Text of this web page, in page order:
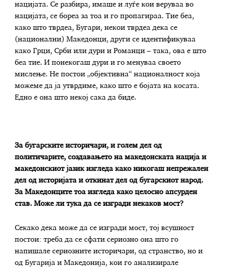
нацијата. Се разбира, имаше и луѓе кои веруваа во
нацијата, се бореа за тоа и го пропагираа. Тие беа,
како што тврдеа, Бугари, некои тврдеа дека се
(национални) Македонци, други се идентификуваа
како Грци, Срби или дури и Романци – така, ова е што
беа тие. И понекогаш дури и го менуваа своето
мислење. Не постои „објективна“ националност која
можеме да ја утврдиме, како што е бојата на косата.
Едно е она што некој сака да биде.
За бугарските историчари, и голем дел од
политичарите, создавањето на македонската нација и
македонскиот јазик изгледа како никогаш непрежален
дел од историјата и откинат дел од бугарскиот народ.
За Македонците тоа изгледа како целосно апсурден
став. Може ли тука да се изгради некаков мост?
Секако дека може да се изгради мост, тој всушност
постои: треба да се сфати сериозно она што го
напишале сериозните историчари, од странство, но и
од Бугарија и Македонија, кои го анализирале